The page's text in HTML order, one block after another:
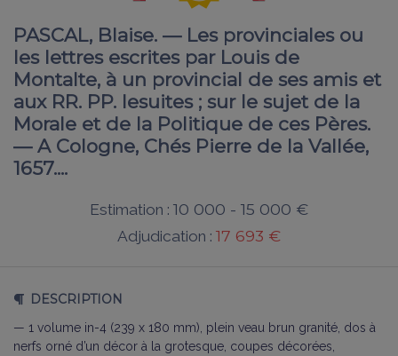
PASCAL, Blaise. — Les provinciales ou
les lettres escrites par Louis de
Montalte, à un provincial de ses amis et
aux RR. PP. Iesuites ; sur le sujet de la
Morale et de la Politique de ces Pères.
— A Cologne, Chés Pierre de la Vallée,
1657....
Estimation : 10 000 - 15 000 €
Adjudication : 17 693 €
DESCRIPTION
— 1 volume in-4 (239 x 180 mm), plein veau brun granité, dos à
nerfs orné d’un décor à la grotesque, coupes décorées,